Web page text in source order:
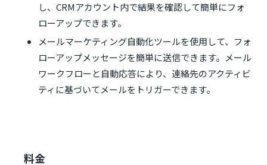
し、CRMアカウント内で結果を確認して簡単にフォ
ローアップできます。
メールマーケティング自動化ツールを使用して、フォ
ローアップメッセージを簡単に送信できます。メール
ワークフローと自動応答により、連絡先のアクティビ
ティに基づいてメールをトリガーできます。
料金